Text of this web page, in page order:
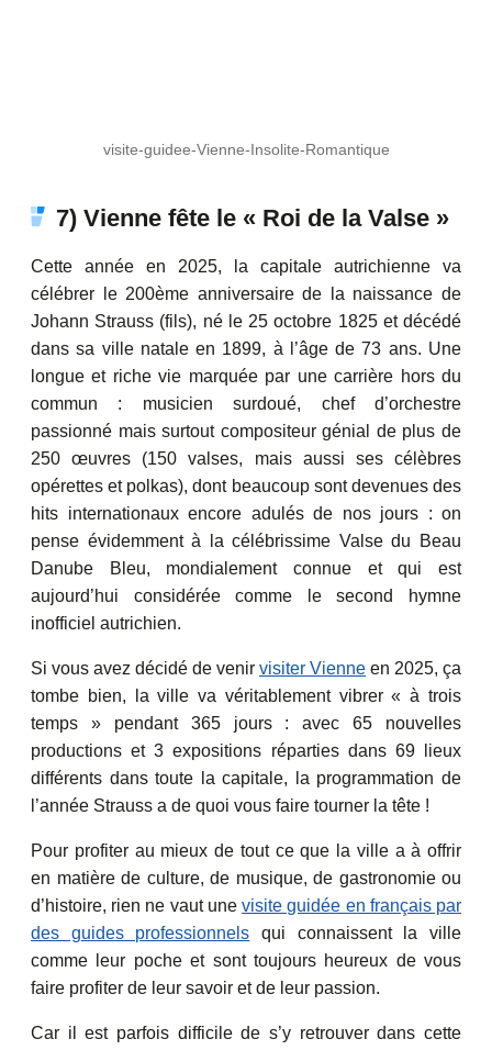
visite-guidee-Vienne-Insolite-Romantique
7) Vienne fête le « Roi de la Valse »
Cette année en 2025, la capitale autrichienne va
célébrer le 200ème anniversaire de la naissance de
Johann Strauss (fils), né le 25 octobre 1825 et décédé
dans sa ville natale en 1899, à l’âge de 73 ans. Une
longue et riche vie marquée par une carrière hors du
commun : musicien surdoué, chef d’orchestre
passionné mais surtout compositeur génial de plus de
250 œuvres (150 valses, mais aussi ses célèbres
opérettes et polkas), dont beaucoup sont devenues des
hits internationaux encore adulés de nos jours : on
pense évidemment à la célébrissime Valse du Beau
Danube Bleu, mondialement connue et qui est
aujourd’hui considérée comme le second hymne
inofficiel autrichien.
Si vous avez décidé de venir visiter Vienne en 2025, ça
tombe bien, la ville va véritablement vibrer « à trois
temps » pendant 365 jours : avec 65 nouvelles
productions et 3 expositions réparties dans 69 lieux
différents dans toute la capitale, la programmation de
l’année Strauss a de quoi vous faire tourner la tête !
Pour profiter au mieux de tout ce que la ville a à offrir
en matière de culture, de musique, de gastronomie ou
d’histoire, rien ne vaut unevisite guidée en français par
des guides professionnels qui connaissent la ville
comme leur poche et sont toujours heureux de vous
faire profiter de leur savoir et de leur passion.
Car il est parfois difficile de s’y retrouver dans cette